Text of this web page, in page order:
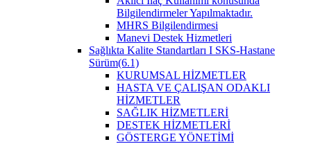
Bilgilendirmeler Yapılmaktadır.
MHRS Bilgilendirmesi
Manevi Destek Hizmetleri
Sağlıkta Kalite Standartları I SKS-Hastane
Sürüm(6.1)
KURUMSAL HİZMETLER
HASTA VE ÇALIŞAN ODAKLI
HİZMETLER
SAĞLIK HİZMETLERİ
DESTEK HİZMETLERİ
GÖSTERGE YÖNETİMİ